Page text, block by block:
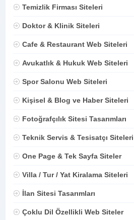
Temizlik Firması Siteleri
Doktor & Klinik Siteleri
Cafe & Restaurant Web Siteleri
Avukatlık & Hukuk Web Siteleri
Spor Salonu Web Siteleri
Kişisel & Blog ve Haber Siteleri
Fotoğrafçılık Sitesi Tasarımları
Teknik Servis & Tesisatçı Siteleri
One Page & Tek Sayfa Siteler
Villa / Tur / Yat Kiralama Siteleri
İlan Sitesi Tasarımları
Çoklu Dil Özellikli Web Siteler